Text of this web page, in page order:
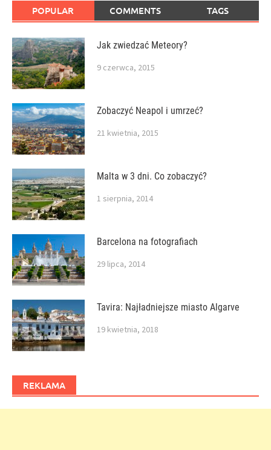
POPULAR COMMENTS TAGS
Jak zwiedzać Meteory?
9 czerwca, 2015
Zobaczyć Neapol i umrzeć?
21 kwietnia, 2015
Malta w 3 dni. Co zobaczyć?
1 sierpnia, 2014
Barcelona na fotografiach
29 lipca, 2014
Tavira: Najładniejsze miasto Algarve
19 kwietnia, 2018
REKLAMA